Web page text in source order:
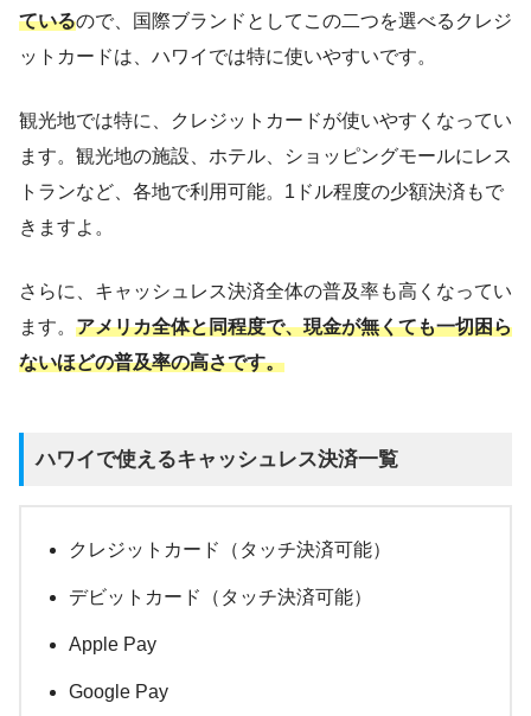
ているので、国際ブランドとしてこの二つを選べるクレジ
ットカードは、ハワイでは特に使いやすいです。
観光地では特に、クレジットカードが使いやすくなってい
ます。観光地の施設、ホテル、ショッピングモールにレス
トランなど、各地で利用可能。1ドル程度の少額決済もで
きますよ。
さらに、キャッシュレス決済全体の普及率も高くなってい
ます。 アメリカ全体と同程度で、現金が無くても一切困ら
ないほどの普及率の高さです。
ハワイで使えるキャッシュレス決済一覧
クレジットカード（タッチ決済可能）
デビットカード（タッチ決済可能）
Apple Pay
Google Pay